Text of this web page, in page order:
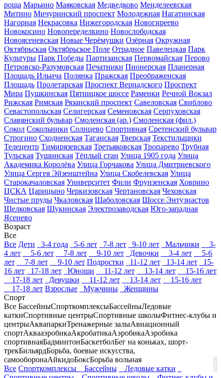
роща Марьино Маяковская Медведково Менделеевская
Митино Мичуринский проспект Молодежная Нагатинская
Нагорная Некрасовка Нижегородская Новогиреево
Новокосино Новопеределкино Новослободская
Новоясеневская Новые Черёмушки Озёрная Окружная
Октябрьская Октябрьское Поле Отрадное Павелецкая Парк
Культуры Парк Победы Партизанская Первомайская Перово
Петровско-Разумовская Печатники Пионерская Планерная
Площадь Ильича Полянка Пражская Преображенская
Площадь Пролетарская Проспект Вернадского Проспект
Мира Пушкинская Пятницкое шоссе Раменки Речной Вокзал
Рижская Римская Рязанский проспект Савеловская Свиблово
Севастопольская Селигерская Семеновская Серпуховская
Славянский бульвар Смоленская (ар.) Смоленская (фил.)
Сокол Сокольники Солнцево Спортивная Сретенский бульвар
Строгино Сходненская Таганская Тверская Текстильщики
Телецентр Тимирязевская Третьяковская Тропарево Трубная
Тульская Тушинская Тёплый стан Улица 1905 года Улица
Академика Королёва Улица Горчакова Улица Дмитриевского
Улица Сергея Эйзенштейна Улица Скобелевская Улица
Старокачаловская Университет Фили Фрунзенская Ховрино
ЦСКА Царицыно Черкизовская Чертановская Чеховская
Чистые пруды Чкаловская Шаболовская Шоссе Энтузиастов
Щелковская Щукинская Электрозаводская Юго-западная
Ясенево
Возраст
Все
Все Дети 3-4 года 5-6 лет 7-8 лет 9-10 лет Мальчики
3-
4 лет
5-6 лет 7-8 лет 9-10 лет Девочки 3-4 лет
5-6
лет
7-8 лет 9-10 лет Подростки 11-12 лет 13-14 лет
15-
16 лет
17-18 лет Юноши 11-12 лет 13-14 лет
15-16 лет
17-18 лет
Девушки 11-12 лет 13-14 лет
15-16 лет
17-18 лет Взрослые Мужчины
Женщины
Спорт
Все БассейныСпорткомплексыБассейныЛедовые
каткиСпортивные центрыСпортивные школыФитнес-клубы и
центрыАквапаркиТренажерные залыАвиационный
спортАквааэробикаАкробатикаАэробикаАэробика
спортивнаяБадминтонБаскетболБег на коньках, шорт-
трекБильярдБорьба, боевые искусства,
самооборонаАйкидоБоксБорьба вольная
Все Спорткомплексы Бассейны
Ледовые катки